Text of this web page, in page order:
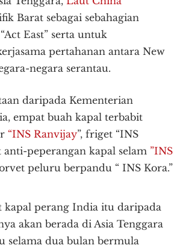
Barat sebagai sebahagian
East” serta untuk
pertahanan antara New
negara serantau.
daripada Kementerian
empat buah kapal terbabit
“INS Ranvijay”, friget “INS
anti-peperangan kapal selam ”INS
peluru berpandu “ INS Kora.”
kapal perang India itu daripada
akan berada di Asia Tenggara
selama dua bulan bermula